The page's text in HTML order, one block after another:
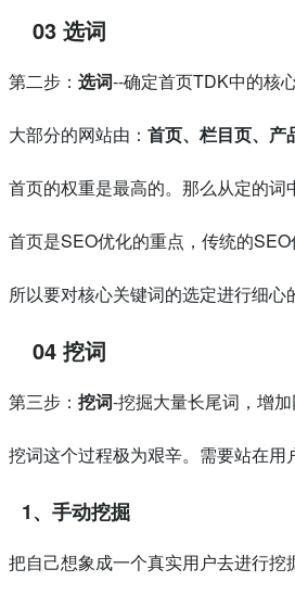
03 选词
第二步： 选词--确定首页TDK中的核
大部分的网站由： 首页、栏目页、产
首页的权重是最高的。那么从定的
首页是SEO优化的重点，传统的
所以要对核心关键词的选定进行细心
04 挖词
第三步： 挖词-挖掘大量长尾词，增加
挖词这个过程极为艰辛。需要站在用
1、手动挖掘
把自己想象成一个真实用户去进行挖